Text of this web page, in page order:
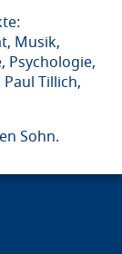
Musik,
Psychologie,
Tillich,
Sohn.